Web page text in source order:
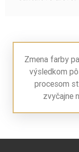
Zmena farby
výsledkom
procesom
zvyčajne